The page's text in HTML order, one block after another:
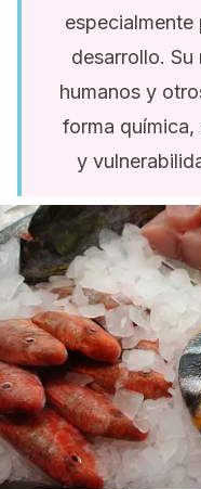
especialmente
desarrollo.
humanos y
forma
y